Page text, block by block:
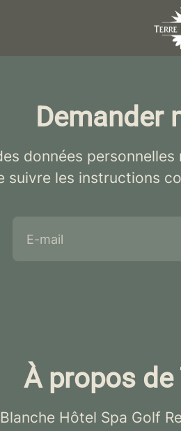
Demander
données
suivre les instructions
À propos de
Hôtel Spa Golf